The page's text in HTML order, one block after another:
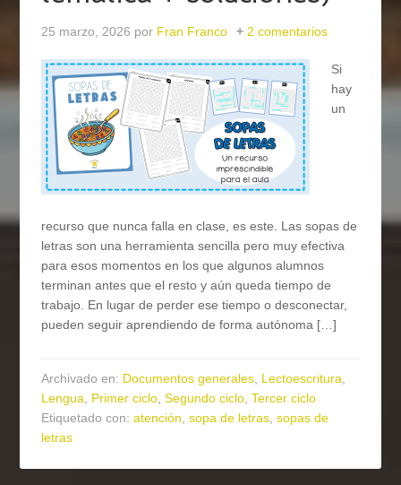
25 marzo, 2026 por Fran Franco 2 comentarios
Si
hay
un
recurso que nunca falla en clase, es este. Las sopas de
letras son una herramienta sencilla pero muy efectiva
para esos momentos en los que algunos alumnos
terminan antes que el resto y aún queda tiempo de
trabajo. En lugar de perder ese tiempo o desconectar,
pueden seguir aprendiendo de forma autónoma […]
Archivado en: Documentos generales, Lectoescritura,
Lengua, Primer ciclo,Segundo ciclo,Tercer ciclo
Etiquetado con:atención,sopa de letras,sopas de
letras